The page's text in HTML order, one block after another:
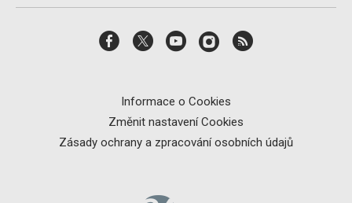
Informace o Cookies
Změnit nastavení Cookies
Zásady ochrany a zpracování osobních údajů